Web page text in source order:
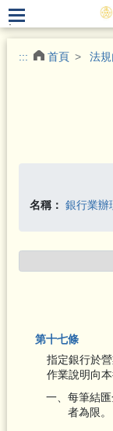
.
::: 首頁 法
名稱： 銀行業辦
第十七條
指定銀行於
作業說明向
一、每筆結
者為限。